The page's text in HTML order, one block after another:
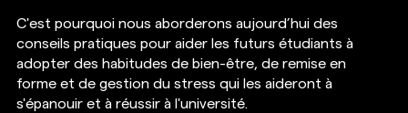
C'est pourquoi nous aborderons aujourd’hui des
conseils pratiques pour aider les futurs étudiants à
adopter des habitudes de bien-être, de remise en
forme et de gestion du stress qui les aideront à
s'épanouir et à réussir à l'université.